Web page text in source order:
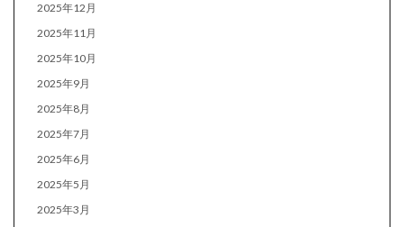
2025年12月
2025年11月
2025年10月
2025年9月
2025年8月
2025年7月
2025年6月
2025年5月
2025年3月